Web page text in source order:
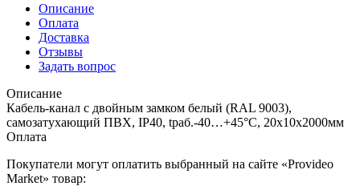
Описание
Оплата
Доставка
Отзывы
Задать вопрос
Описание
Кабель-канал с двойным замком белый (RAL 9003),
самозатухающий ПВХ, IP40, tраб.-40…+45°С, 20х10х2000мм
Оплата
Покупатели могут оплатить выбранный на сайте «Provideo
Market» товар: